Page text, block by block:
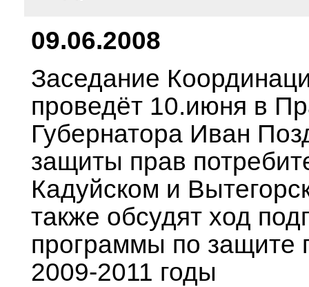
09.06.2008
Заседание
проведёт 10.июня в
Губернатора Иван
защиты прав
Кадуйском и
также обсудят ход
программы по защите
2009-2011 годы